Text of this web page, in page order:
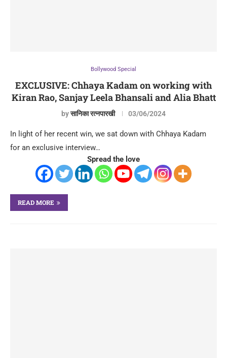
Bollywood Special
EXCLUSIVE: Chhaya Kadam on working with
Kiran Rao, Sanjay Leela Bhansali and Alia Bhatt
byसानिका रत्नपारखी 03/06/2024
In light of her recent win, we sat down with Chhaya Kadam
for an exclusive interview…
Spread the love
READ MORE